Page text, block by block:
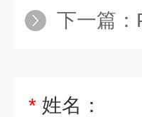
下一篇：
* 姓名：